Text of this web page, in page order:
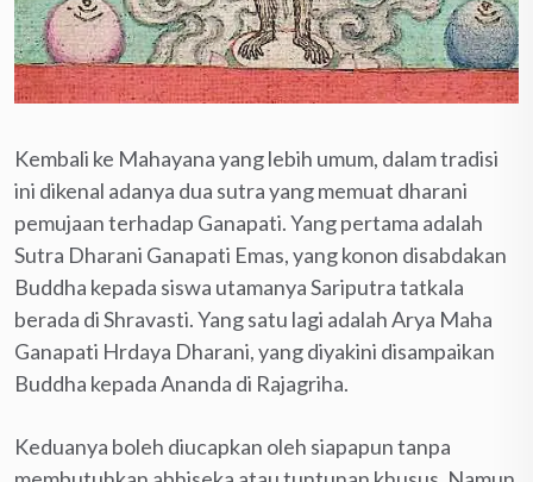
Kembali ke Mahayana yang lebih umum, dalam tradisi
ini dikenal adanya dua sutra yang memuat dharani
pemujaan terhadap Ganapati. Yang pertama adalah
Sutra Dharani Ganapati Emas, yang konon disabdakan
Buddha kepada siswa utamanya Sariputra tatkala
berada di Shravasti. Yang satu lagi adalah Arya Maha
Ganapati Hrdaya Dharani, yang diyakini disampaikan
Buddha kepada Ananda di Rajagriha.
Keduanya boleh diucapkan oleh siapapun tanpa